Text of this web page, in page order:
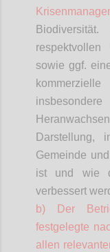
sowie ggf.
Darstellung,
Gemeinde
ist und wie
verbessert
b) Der
festgelegte
allen